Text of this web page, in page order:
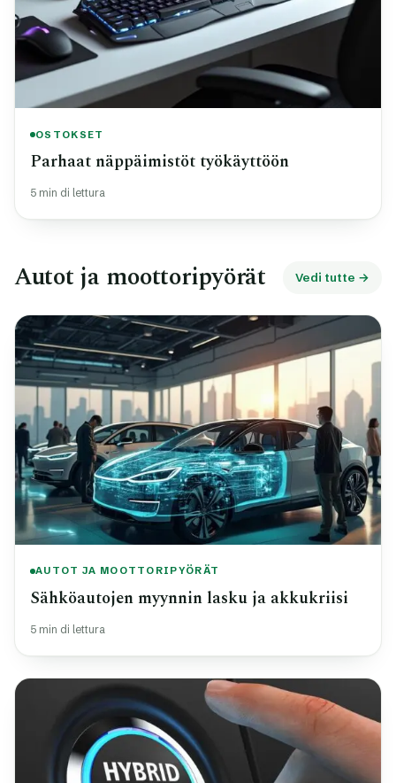
OSTOKSET
Parhaat näppäimistöt työkäyttöön
5 min di lettura
Autot ja moottoripyörät Vedi tutte →
AUTOT JA MOOTTORIPYÖRÄT
Sähköautojen myynnin lasku ja akkukriisi
5 min di lettura